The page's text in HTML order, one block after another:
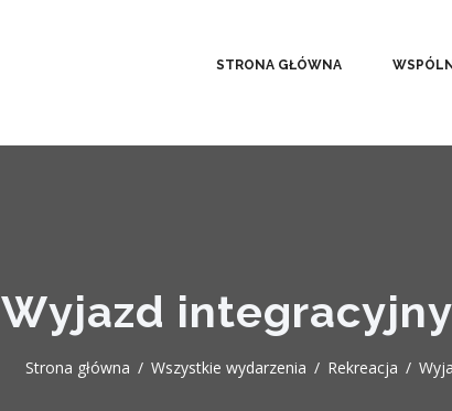
STRONA GŁÓWNA
Wyjazd
Strona główna Wszystkie wydarzenia Rekreacja